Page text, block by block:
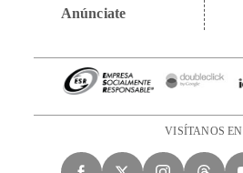
Anúnciate
VISÍTANOS EN